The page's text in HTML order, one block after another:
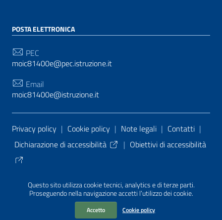
Questo sito utilizza cookie tecnici, analytics e di terze parti.
Proseguendo nella navigazione accetti l’utilizzo dei cookie.
Accetto Cookie policy
POSTA ELETTRONICA
PEC
moic81400e@pec.istruzione.it
Email
moic81400e@istruzione.it
Sezione Link Utili
Privacy policy | Cookie policy | Note legali | Contatti |
Dichiarazione di accessibilità
| Obiettivi di accessibilità
PA di AgID
| Realizzato con WordPress
da